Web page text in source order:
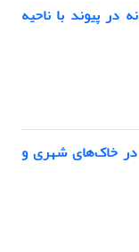
در پیوند با ناحیه
در خاک‌های شهری و